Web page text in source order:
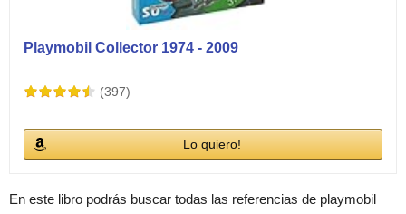
Playmobil Collector 1974 - 2009
(397)
Lo quiero!
En este libro podrás buscar todas las referencias de playmobil